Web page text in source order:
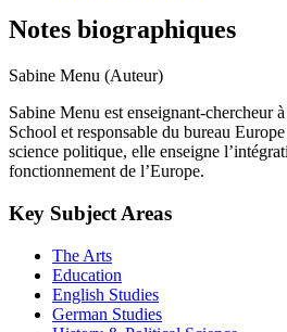
Notes biographiques
Sabine Menu (Auteur)
Sabine Menu est enseignant-chercheur
School et responsable du bureau
science politique, elle enseigne
fonctionnement de l’Europe.
Key Subject Areas
The Arts
Education
English Studies
German Studies